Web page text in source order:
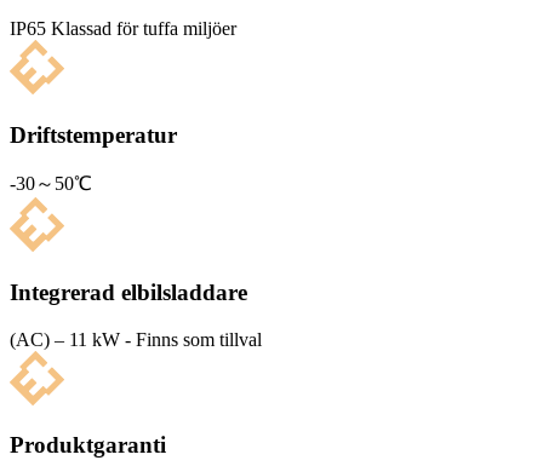
IP65 Klas­sad för tuffa miljöer
Driftstemperatur
-30～50℃
Integrerad elbilsladdare
(AC) – 11 kW - Finns som tillval
Produktgaranti